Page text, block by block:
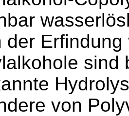
der
sind
von